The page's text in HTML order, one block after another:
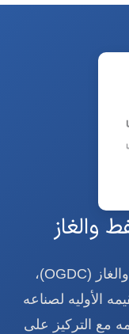
والغاز
تسعى شرکه “مپنا” لتطویر النفط والغاز (OGDC)،
الأولیه لصناعه
مع الترکیز على